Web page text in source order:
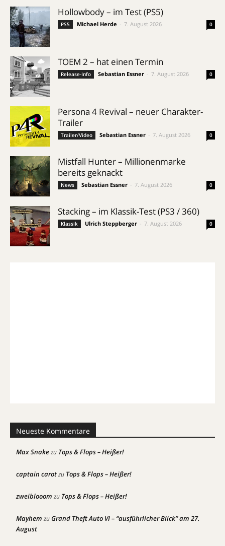
Hollowbody – im Test (PS5)
PS5 Michael Herde 7. August 2026 0
TOEM 2 – hat einen Termin
Release-Info Sebastian Essner 7. August 2026 0
Persona 4 Revival – neuer Charakter-
Trailer
Trailer/Video Sebastian Essner 7. August 2026 0
Mistfall Hunter – Millionenmarke
bereits geknackt
News Sebastian Essner 7. August 2026 0
Stacking – im Klassik-Test (PS3 / 360)
Klassik Ulrich Steppberger 7. August 2026 0
Neueste Kommentare
Max Snakezu Tops & Flops – Heißer!
captain carotzu Tops & Flops – Heißer!
zweiblooom zu Tops & Flops – Heißer!
Mayhem zuGrand Theft Auto VI – “ausführlicher Blick” am 27.
August